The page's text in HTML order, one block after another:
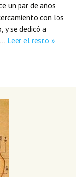
un par de años
con los
y se dedicó a
Leer el resto »